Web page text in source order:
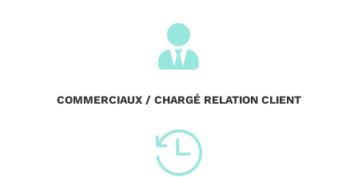

COMMERCIAUX / CHARGÉ RELATION CLIENT
